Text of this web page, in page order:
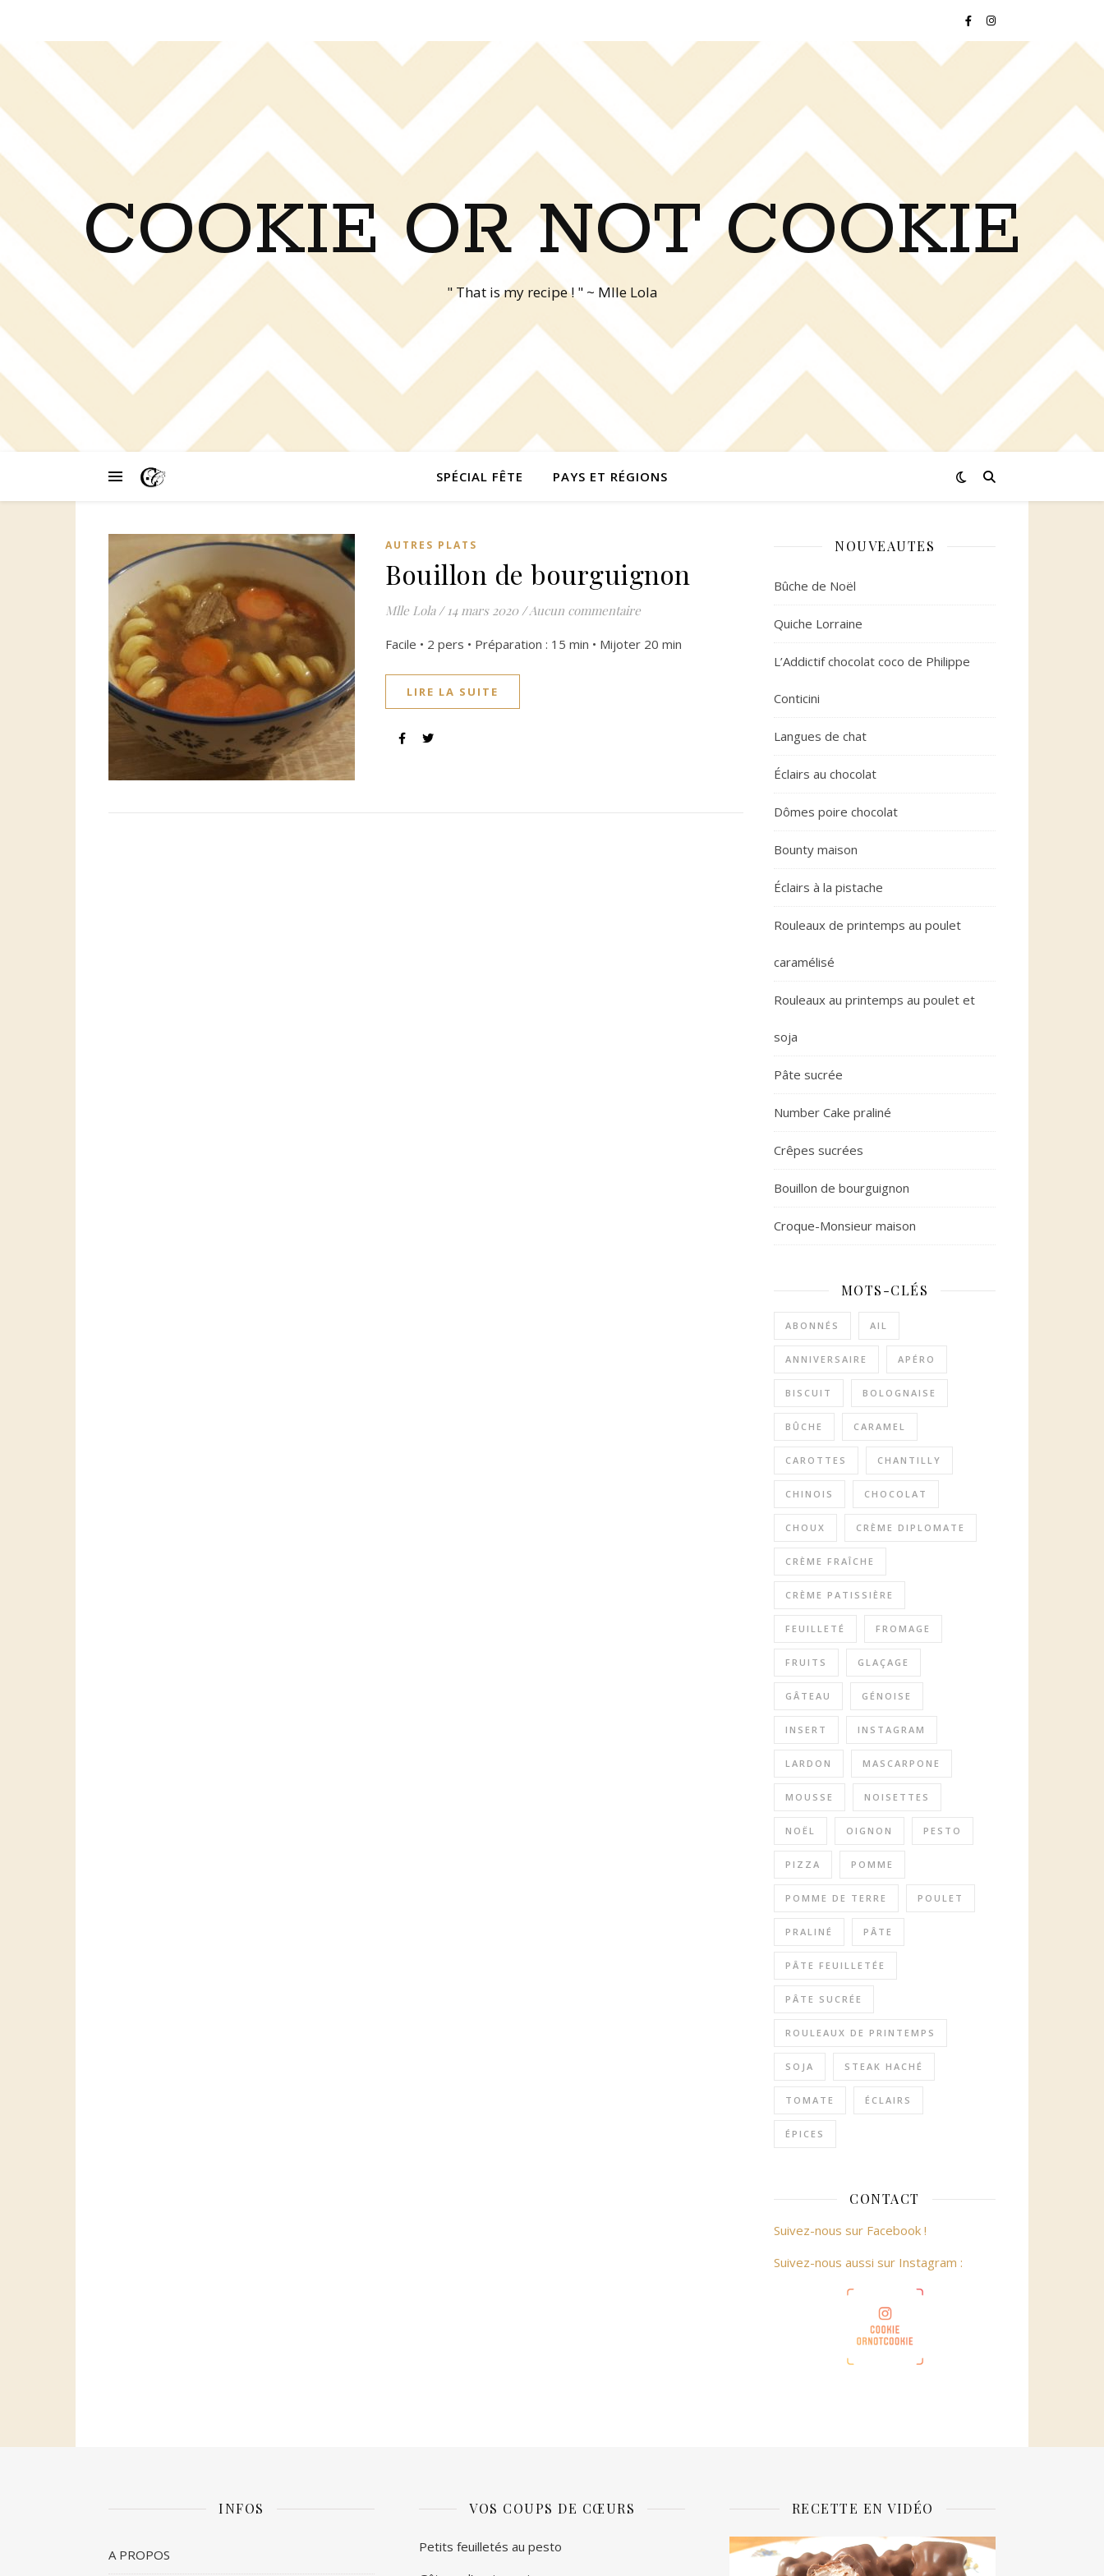
COOKIE OR NOT COOKIE
" That is my recipe ! " ~ Mlle Lola
SPÉCIAL FÊTE PAYS ET RÉGIONS
AUTRES PLATS
Bouillon de bourguignon
Mlle Lola / 14 mars 2020 /Aucun commentaire
Facile • 2 pers • Préparation : 15 min • Mijoter 20 min
LIRE LA SUITE
NOUVEAUTES
Bûche de Noël
Quiche Lorraine
L’Addictif chocolat coco de Philippe
Conticini
Langues de chat
Éclairs au chocolat
Dômes poire chocolat
Bounty maison
Éclairs à la pistache
Rouleaux de printemps au poulet
caramélisé
Rouleaux au printemps au poulet et
soja
Pâte sucrée
Number Cake praliné
Crêpes sucrées
Bouillon de bourguignon
Croque-Monsieur maison
MOTS-CLÉS
ABONNÉS AIL
ANNIVERSAIRE APÉRO
BISCUIT BOLOGNAISE
BÛCHE CARAMEL
CAROTTES CHANTILLY
CHINOIS CHOCOLAT
CHOUX CRÈME DIPLOMATE
CRÈME FRAÎCHE
CRÈME PATISSIÈRE
FEUILLETÉ FROMAGE
FRUITS GLAÇAGE
GÂTEAU GÉNOISE
INSERT INSTAGRAM
LARDON MASCARPONE
MOUSSE NOISETTES
NOËL OIGNON PESTO
PIZZA POMME
POMME DE TERRE POULET
PRALINÉ PÂTE
PÂTE FEUILLETÉE
PÂTE SUCRÉE
ROULEAUX DE PRINTEMPS
SOJA STEAK HACHÉ
TOMATE ÉCLAIRS
ÉPICES
CONTACT
Suivez-nous sur Facebook !
Suivez-nous aussi sur Instagram :
INFOS
A PROPOS
VOS COUPS DE CŒURS
Petits feuilletés au pesto
RECETTE EN VIDÉO
Lecteur